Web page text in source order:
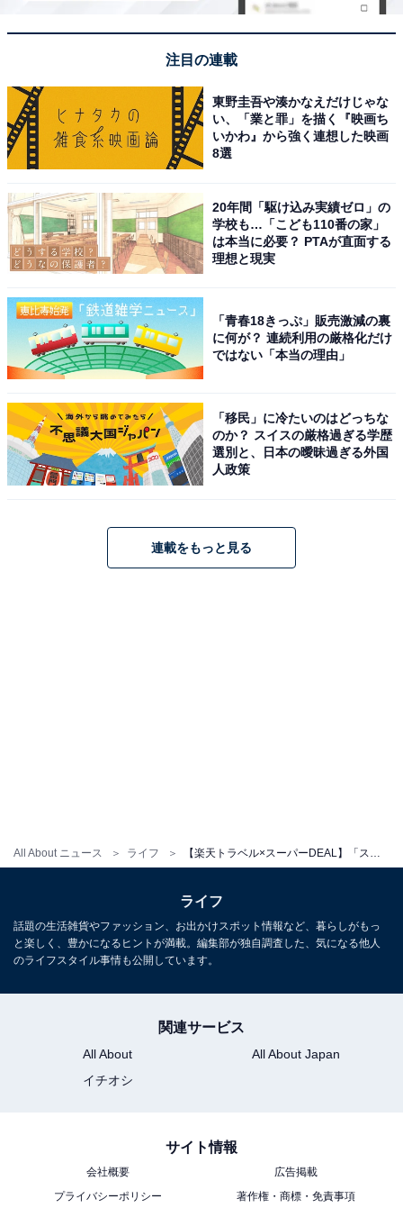
All About ニュース ライフ
ランのみ、ポイント還元対象です
楽天スーパーDEAL対象のホテル・プランを見る
じめご了承ください。 また、記事中の宿泊プランを予約
すると、売上の一部がオールアバウトに還元されること
があります
この記事の執筆者： All About ニュース お買
いもの部
Amazonのセール商品から売れ筋ランキングまで、毎日のお買いも
る独自レビューなど、ここでしか手に入らない情報も満載です。
...続きを読む
こちらもおすすめ
館」が特別価格で登場中
注目の連載
東野圭吾や湊かなえだけじゃな
い、「業と罪」を描く『映画ち
いかわ』から強く連想した映画
8選
20年間「駆け込み実績ゼロ」の
学校も…「こども110番の家」
は本当に必要？ PTAが直面する
理想と現実
「青春18きっぷ」販売激減の裏
に何が？ 連続利用の厳格化だけ
ではない「本当の理由」
「移民」に冷たいのはどっちな
のか？ スイスの厳格過ぎる学歴
選別と、日本の曖昧過ぎる外国
人政策
連載をもっと見る
ライフ
話題の生活雑貨やファッション、お出かけスポット情報など、暮らしがもっ
と楽しく、豊かになるヒントが満載。編集部が独自調査した、気になる他人
のライフスタイル事情も公開しています。
関連サービス
All About
All About Japan
イチオシ
サイト情報
会社概要
広告掲載
プライバシーポリシー
著作権・商標・免責事項